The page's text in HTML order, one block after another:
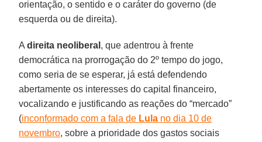
orientação, o sentido e o caráter do governo (de
esquerda ou de direita).
Adireita neoliberal , que adentrou à frente
democrática na prorrogação do 2º tempo do jogo,
como seria de se esperar, já está defendendo
abertamente os interesses do capital financeiro,
vocalizando e justificando as reações do “mercado”
(inconformado com a fala de Lula no dia 10 de
novembro, sobre a prioridade dos gastos sociais